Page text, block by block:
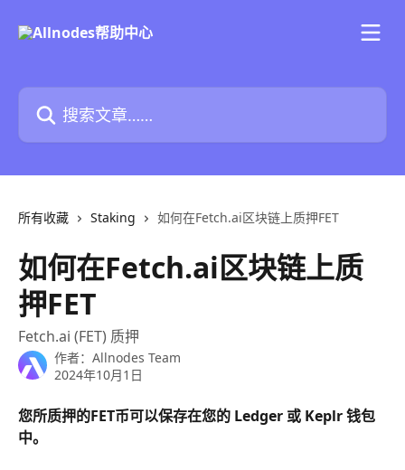
搜索文章……
所有收藏 Staking 如何在Fetch.ai区块链上质押FET
如何在Fetch.ai区块链上质
押FET
Fetch.ai (FET) 质押
作者： Allnodes Team
2024年10月1日
您所质押的FET币可以保存在您的 Ledger 或 Keplr 钱包
中。